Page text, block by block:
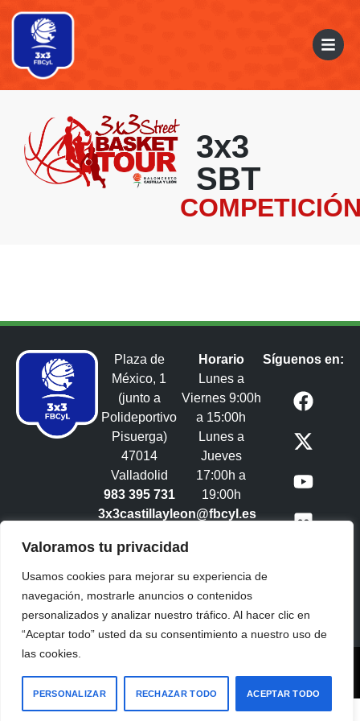
Valoramos tu privacidad
Usamos cookies para mejorar su experiencia de
navegación, mostrarle anuncios o contenidos
personalizados y analizar nuestro tráfico. Al hacer clic en
“Aceptar todo” usted da su consentimiento a nuestro uso de
las cookies.
PERSONALIZAR RECHAZAR TODO ACEPTAR TODO
3x3
SBT
Plaza de
México, 1
(junto a
Polideportivo
Pisuerga)
47014
Valladolid
983 395 731
3x3castillayleon@fbcyl.es​
Horario
Lunes a
Viernes 9:00h
a 15:00h
Lunes a
Jueves
17:00h a
19:00h
Síguenos en:
2025
| Aviso legal